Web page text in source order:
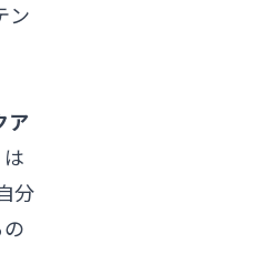
ン
ア
分